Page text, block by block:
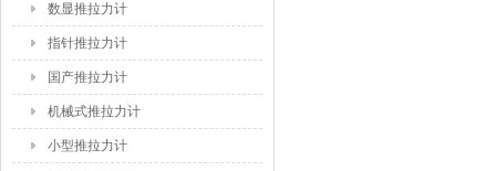
数显推拉力计
指针推拉力计
国产推拉力计
机械式推拉力计
小型推拉力计